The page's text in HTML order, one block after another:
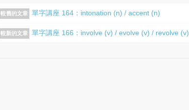
較舊的文章 單字講座 164：intonation (n) / accent (n)
較新的文章 單字講座 166：involve (v) / evolve (v) / revolve (v)